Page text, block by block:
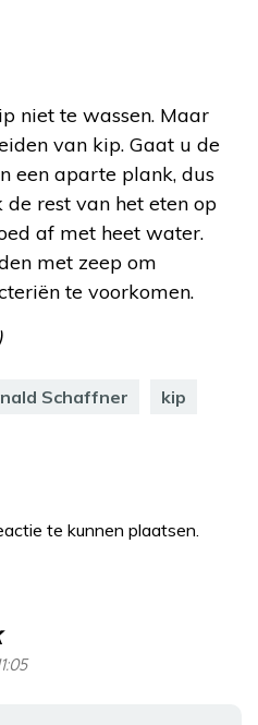
niet te wassen. Maar
van kip. Gaat u de
een aparte plank, dus
rest van het eten op
af met heet water.
met zeep om
te voorkomen.
Schaffner kip
te kunnen plaatsen.